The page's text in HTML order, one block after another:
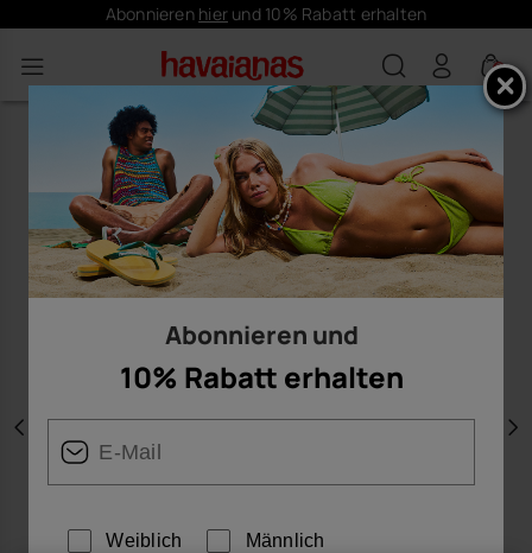
Abonnieren hierund 10% Rabatt erhalten
0
Vorherige
Abonnieren und
10% Rabatt erhalten
Weiblich Männlich